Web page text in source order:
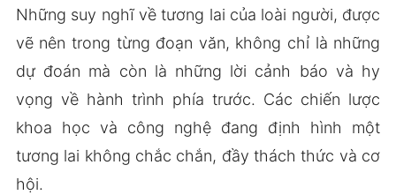
Những suy nghĩ về tương lai của loài người, được
vẽ nên trong từng đoạn văn, không chỉ là những
dự đoán mà còn là những lời cảnh báo và hy
vọng về hành trình phía trước. Các chiến lược
khoa học và công nghệ đang định hình một
tương lai không chắc chắn, đầy thách thức và cơ
hội.